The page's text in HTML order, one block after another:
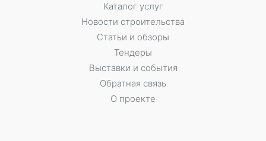
Каталог услуг
Новости строительства
Статьи и обзоры
Тендеры
Выставки и события
Обратная связь
О проекте